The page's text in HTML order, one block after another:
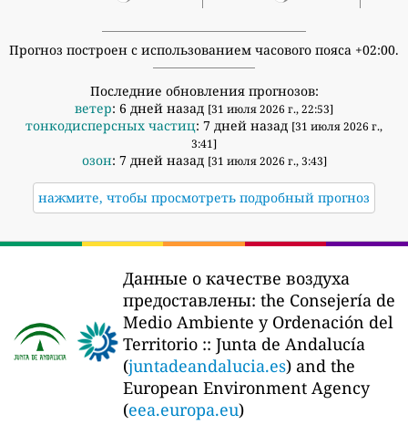
Прогноз построен с использованием часового пояса +02:00.
Последние обновления прогнозов:
ветер: 6 дней назад [31 июля 2026 г., 22:53]
тонкодисперсных частиц: 7 дней назад [31 июля 2026 г.,
3:41]
озон: 7 дней назад [31 июля 2026 г., 3:43]
нажмите, чтобы просмотреть подробный прогноз
Данные о качестве воздуха
предоставлены: the Consejería de
Medio Ambiente y Ordenación del
Territorio :: Junta de Andalucía
(juntadeandalucia.es) and the
European Environment Agency
(eea.europa.eu)